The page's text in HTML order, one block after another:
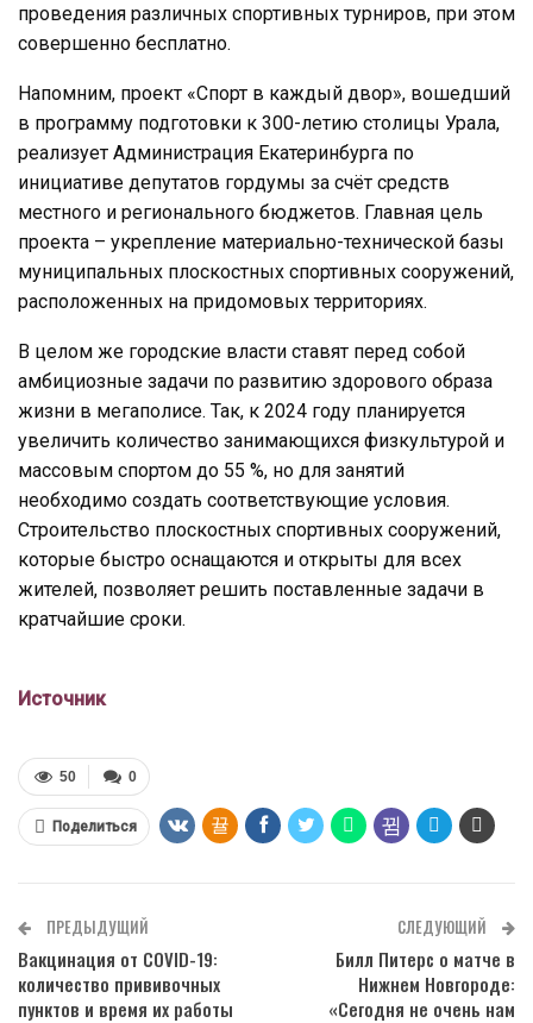
проведения различных спортивных турниров, при этом
совершенно бесплатно.
Напомним, проект «Спорт в каждый двор», вошедший
в программу подготовки к 300-летию столицы Урала,
реализует Администрация Екатеринбурга по
инициативе депутатов гордумы за счёт средств
местного и регионального бюджетов. Главная цель
проекта – укрепление материально-технической базы
муниципальных плоскостных спортивных сооружений,
расположенных на придомовых территориях.
В целом же городские власти ставят перед собой
амбициозные задачи по развитию здорового образа
жизни в мегаполисе. Так, к 2024 году планируется
увеличить количество занимающихся физкультурой и
массовым спортом до 55 %, но для занятий
необходимо создать соответствующие условия.
Строительство плоскостных спортивных сооружений,
которые быстро оснащаются и открыты для всех
жителей, позволяет решить поставленные задачи в
кратчайшие сроки.
Источник
0
50
Поделиться
ПРЕДЫДУЩИЙ
Вакцинация от COVID-19:
количество прививочных
пунктов и время их работы
СЛЕДУЮЩИЙ
Билл Питерс о матче в
Нижнем Новгороде:
«Сегодня не очень нам